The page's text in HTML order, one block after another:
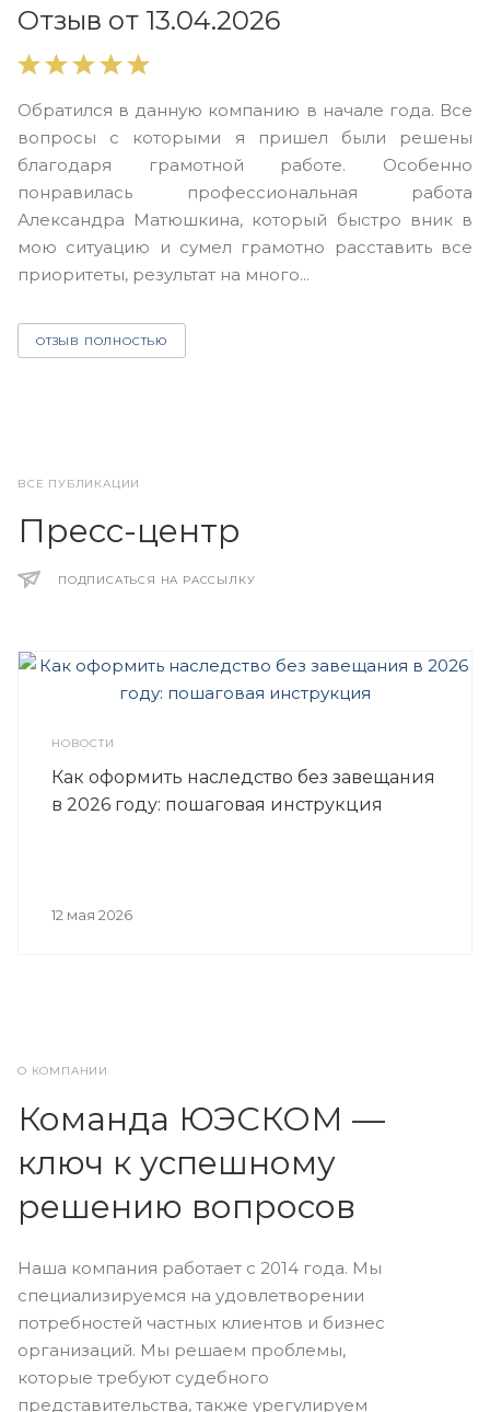
Отзыв от 13.04.2026
Обратился в данную компанию в начале года. Все
вопросы с которыми я пришел были решены
благодаря грамотной работе. Особенно
понравилась профессиональная работа
Александра Матюшкина, который быстро вник в
мою ситуацию и сумел грамотно расставить все
приоритеты, результат на много...
ОТЗЫВ ПОЛНОСТЬЮ
ВСЕ ПУБЛИКАЦИИ
Пресс-центр
ПОДПИСАТЬСЯ НА РАССЫЛКУ
НОВОСТИ
Как оформить наследство без завещания
в 2026 году: пошаговая инструкция
12 мая 2026
О КОМПАНИИ
Команда ЮЭСКОМ —
ключ к успешному
решению вопросов
Наша компания работает с 2014 года. Мы
специализируемся на удовлетворении
потребностей частных клиентов и бизнес
организаций. Мы решаем проблемы,
которые требуют судебного
представительства, также урегулируем